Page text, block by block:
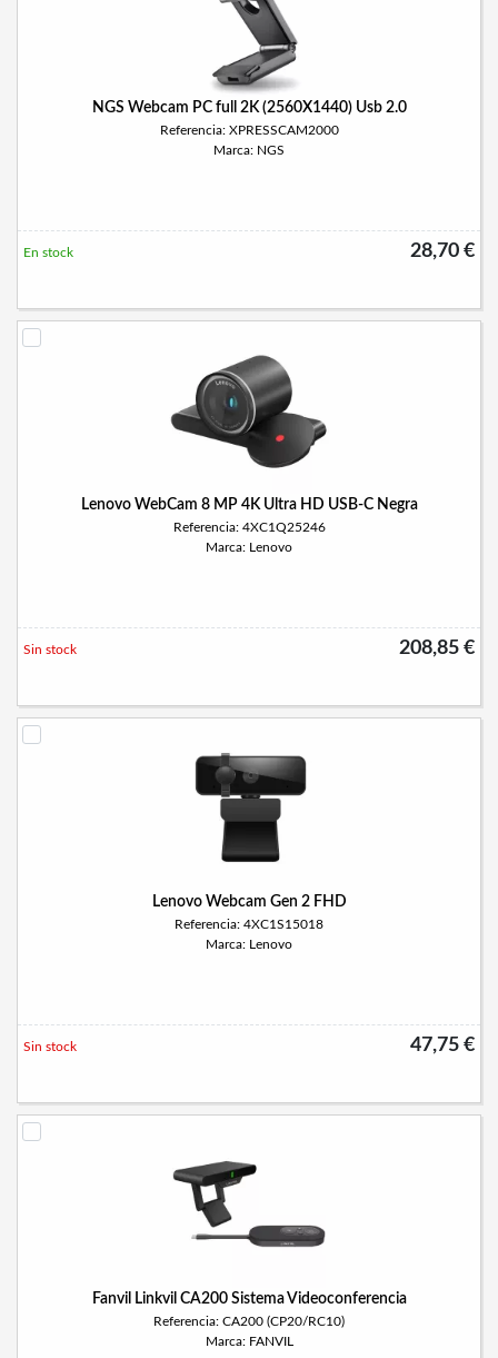
NGS Webcam PC full 2K (2560X1440) Usb 2.0
Referencia: XPRESSCAM2000
Marca: NGS
28,70 €
En stock
Lenovo WebCam 8 MP 4K Ultra HD USB-C Negra
Referencia: 4XC1Q25246
Marca: Lenovo
208,85 €
Sin stock
Lenovo Webcam Gen 2 FHD
Referencia: 4XC1S15018
Marca: Lenovo
47,75 €
Sin stock
Fanvil Linkvil CA200 Sistema Videoconferencia
Referencia: CA200 (CP20/RC10)
Marca: FANVIL